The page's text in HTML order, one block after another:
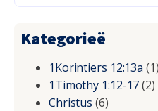
Kategorieë
1Korintiers 12:13a (1)
1Timothy 1:12-17(2)
Christus (6)